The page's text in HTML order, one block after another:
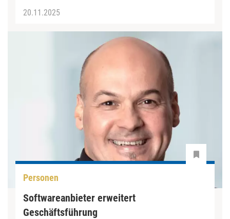
20.11.2025
Personen
Softwareanbieter erweitert
Geschäftsführung